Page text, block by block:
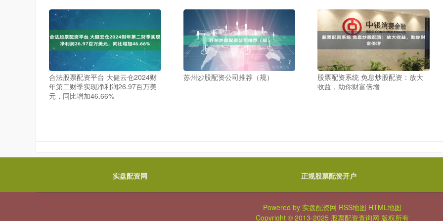
合法股票配资平台 大健云仓2024财
年第二财季实现净利润26.97百万美
元，同比增加46.66%
苏州炒股配资公司推荐（规）
股票配资系统 免息炒股配资：放大
收益，助你财富倍增
实盘配资网 正规股票配资开户
Powered by 实盘配资网 RSS地图 HTML地图
Copyright © 2013-2025 股票配资查询网 版权所有